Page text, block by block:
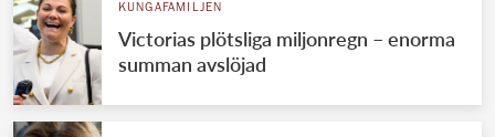
KUNGAFAMILJEN
Victorias plötsliga miljonregn – enorma
summan avslöjad